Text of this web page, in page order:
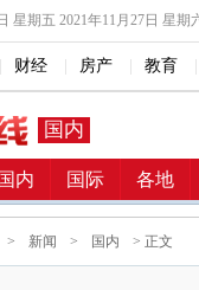
星期五 2021年11月27日 星期
财经 房产 教育
国内
国内 国际 各地
> 新闻 > 国内 > 正文